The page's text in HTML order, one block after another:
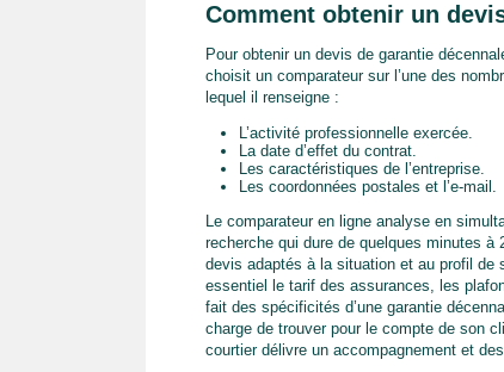
Comment obtenir un
Pour obtenir un devis de garantie
choisit un comparateur sur l’une des
lequel il renseigne :
L’activité professionnelle exercée.
La date d’effet du contrat.
Les caractéristiques de l’entreprise.
Les coordonnées postales et l’e-mail.
Le comparateur en ligne analyse en
recherche qui dure de quelques minutes
devis adaptés à la situation et au profil
essentiel le tarif des assurances, les
fait des spécificités d’une garantie
charge de trouver pour le compte de son
courtier délivre un accompagnement et